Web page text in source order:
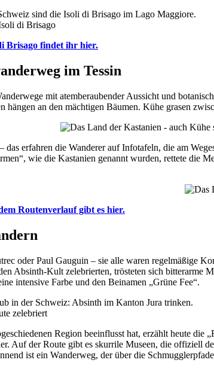
di Brisago
Brisago findet ihr hier.
im Tessin
mit atemberaubender Aussicht und
an den mächtigen Bäumen. Kühe grasen
das erfahren die Wanderer auf Infotafeln, die am
wie die Kastanien genannt wurden, rettete die
Routenverlauf gibt es hier.
oder Paul Gauguin – sie alle waren regelmäßige
Absinth-Kult zelebrierten, trösteten sich
intensive Farbe und den Beinamen „Grüne Fee“.
zelebriert
Region beeinflusst hat, erzählt heute
Auf der Route gibt es skurrile Museen, die offiziell
ist ein Wanderweg, der über die